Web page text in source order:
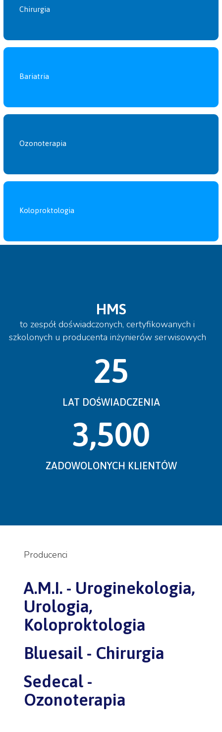
Chirurgia
Bariatria
Ozonoterapia
Koloproktologia
HMS
to zespół doświadczonych, certyfikowanych i
szkolonych u producenta inżynierów serwisowych
25
LAT DOŚWIADCZENIA
3,500
ZADOWOLONYCH KLIENTÓW
Producenci
A.M.I. - Uroginekologia,
Urologia,
Koloproktologia
Bluesail - Chirurgia
Sedecal -
Ozonoterapia